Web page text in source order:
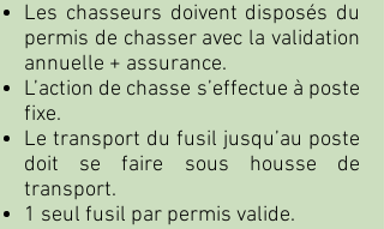
Les chasseurs doivent disposés du
permis de chasser avec la validation
annuelle + assurance.
L’action de chasse s’effectue à poste
fixe.
Le transport du fusil jusqu’au poste
doit se faire sous housse de
transport.
1 seul fusil par permis valide.